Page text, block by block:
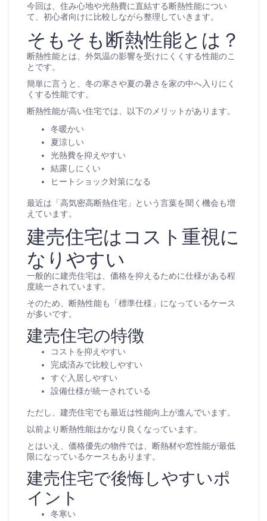
今回は、住み心地や光熱費に直結する断熱性能につい
て、初心者向けに比較しながら整理していきます。
そもそも断熱性能とは？
断熱性能とは、外気温の影響を受けにくくする性能のこ
とです。
簡単に言うと、冬の寒さや夏の暑さを家の中へ入りにく
くする性能です。
断熱性能が高い住宅では、以下のメリットがあります。
冬暖かい
夏涼しい
光熱費を抑えやすい
結露しにくい
ヒートショック対策になる
最近は「高気密高断熱住宅」という言葉を聞く機会も増
えています。
建売住宅はコスト重視に
なりやすい
一般的に建売住宅は、価格を抑えるために仕様がある程
度統一されています。
そのため、断熱性能も「標準仕様」になっているケース
が多いです。
建売住宅の特徴
コストを抑えやすい
完成済みで比較しやすい
すぐ入居しやすい
設備仕様が統一されている
ただし、建売住宅でも最近は性能向上が進んでいます。
以前より断熱性能はかなり良くなっています。
とはいえ、価格優先の物件では、断熱材や窓性能が最低
限になっているケースもあります。
建売住宅で後悔しやすいポ
イント
冬寒い